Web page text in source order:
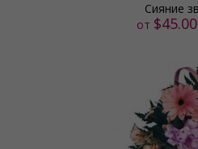
Сияние
от